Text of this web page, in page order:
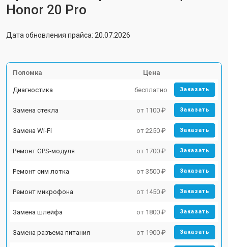
Honor 20 Pro
Дата обновления прайса: 20.07.2026
Поломка Цена
Диагностика бесплатно Заказать
Замена стекла от 1100 ₽ Заказать
Замена Wi-Fi от 2250 ₽ Заказать
Ремонт GPS-модуля от 1700 ₽ Заказать
Ремонт сим лотка от 3500 ₽ Заказать
Ремонт микрофона от 1450 ₽ Заказать
Замена шлейфа от 1800 ₽ Заказать
Замена разъема питания от 1900 ₽ Заказать